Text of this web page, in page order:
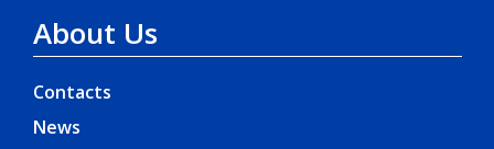
About Us
Contacts
News